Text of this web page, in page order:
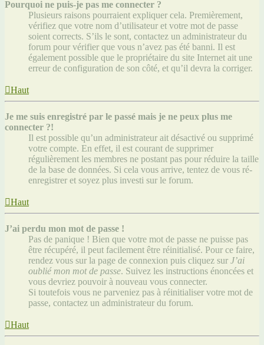
Pourquoi ne puis-je pas me connecter ?
Plusieurs raisons pourraient expliquer cela. Premièrement,
vérifiez que votre nom d’utilisateur et votre mot de passe
soient corrects. S’ils le sont, contactez un administrateur du
forum pour vérifier que vous n’avez pas été banni. Il est
également possible que le propriétaire du site Internet ait une
erreur de configuration de son côté, et qu’il devra la corriger.
Haut
Je me suis enregistré par le passé mais je ne peux plus me
connecter ?!
Il est possible qu’un administrateur ait désactivé ou supprimé
votre compte. En effet, il est courant de supprimer
régulièrement les membres ne postant pas pour réduire la taille
de la base de données. Si cela vous arrive, tentez de vous ré-
enregistrer et soyez plus investi sur le forum.
Haut
J’ai perdu mon mot de passe !
Pas de panique ! Bien que votre mot de passe ne puisse pas
être récupéré, il peut facilement être réinitialisé. Pour ce faire,
rendez vous sur la page de connexion puis cliquez sur J’ai
oublié mon mot de passe. Suivez les instructions énoncées et
vous devriez pouvoir à nouveau vous connecter.
Si toutefois vous ne parveniez pas à réinitialiser votre mot de
passe, contactez un administrateur du forum.
Haut